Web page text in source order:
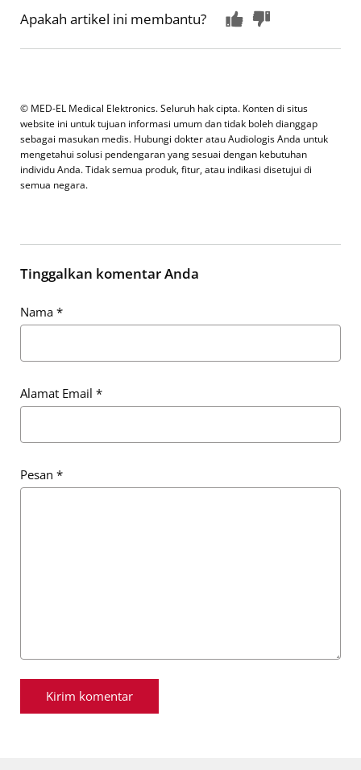
Apakah artikel ini membantu?
© MED-EL Medical Elektronics. Seluruh hak cipta. Konten di situs
website ini untuk tujuan informasi umum dan tidak boleh dianggap
sebagai masukan medis. Hubungi dokter atau Audiologis Anda untuk
mengetahui solusi pendengaran yang sesuai dengan kebutuhan
individu Anda. Tidak semua produk, fitur, atau indikasi disetujui di
semua negara.
Tinggalkan komentar Anda
Nama *
Alamat Email *
Pesan *